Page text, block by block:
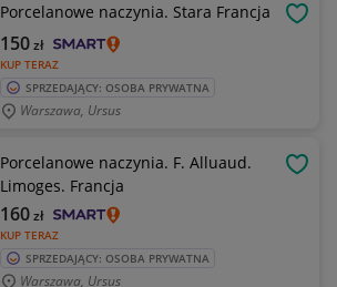
Porcelanowe naczynia. Stara Francja
KUP TERAZ
150zł
SPRZEDAJĄCY: OSOBA PRYWATNA
Warszawa, Ursus
Porcelanowe naczynia. F. Alluaud.
Limoges. Francja
KUP TERAZ
160zł
SPRZEDAJĄCY: OSOBA PRYWATNA
Warszawa, Ursus